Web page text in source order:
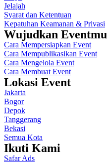
Jelajah
Syarat dan Ketentuan
Kepatuhan Keamanan & Privasi
Wujudkan Eventmu
Cara Mempersiapkan Event
Cara Mempublikasikan Event
Cara Mengelola Event
Cara Membuat Event
Lokasi Event
Jakarta
Bogor
Depok
Tanggerang
Bekasi
Semua Kota
Ikuti Kami
Safar Ads